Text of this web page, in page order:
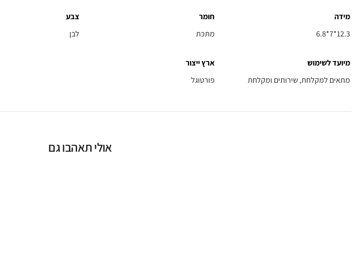
מידה
6.8*7*12.3
חומר
מתכת
צבע
לבן
מיועד לשימוש
מתאים למקלחת, שירותים ומקלחת
ארץ ייצור
פורטוגל
אולי תאהבו גם